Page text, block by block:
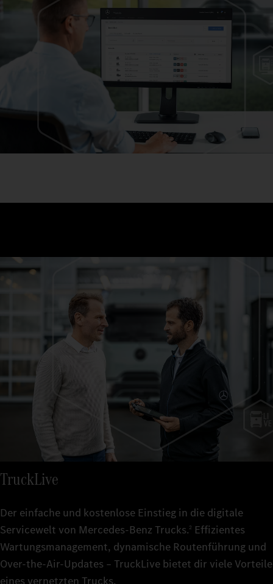
TruckLive
Der einfache und kostenlose Einstieg in die digitale
Servicewelt von Mercedes‑Benz Trucks.2 Effizientes
Wartungsmanagement, dynamische Routenführung und
Over-the-Air-Updates – TruckLive bietet dir viele Vorteile
eines vernetzten Trucks.